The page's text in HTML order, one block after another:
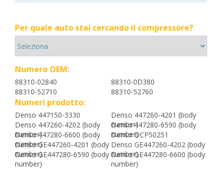
Per quale auto stai cercando il compressore?
Numero OEM:
88310-02840
88310-0D380
88310-52710
88310-52760
Numeri prodotto:
Denso 447150-3330
Denso 447260-4201 (body
number)
Denso 447260-4202 (body
number)
Denso 447280-6590 (body
number)
Denso 447280-6600 (body
number)
Denso DCP50251
Denso GE447260-4201 (body
number)
Denso GE447260-4202 (body
number)
Denso GE447280-6590 (body
number)
Denso GE447280-6600 (body
number)